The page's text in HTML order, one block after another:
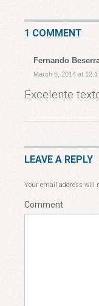
1 COMMENT
Fernando
March 6, 2014 at
Excelente
LEAVE A REPLY
Your email address will
Comment